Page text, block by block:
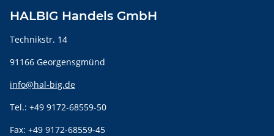
HALBIG Handels GmbH
Technikstr. 14
91166 Georgensgmünd
info@hal-big.de
Tel.: +49 9172-68559-50
Fax: +49 9172-68559-45